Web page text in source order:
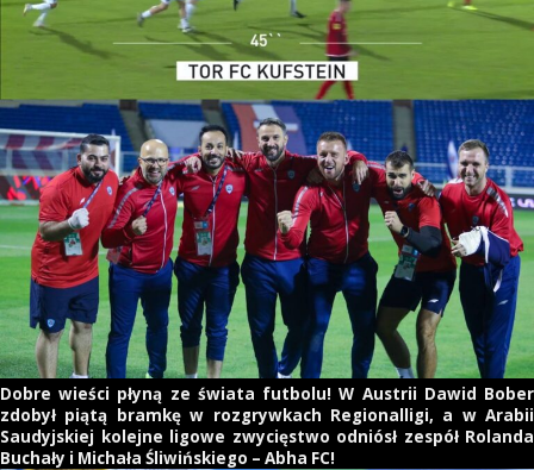
Dobre wieści płyną ze świata futbolu! W Austrii Dawid Bober
zdobył piątą bramkę w rozgrywkach Regionalligi, a w Arabii
Saudyjskiej kolejne ligowe zwycięstwo odniósł zespół Rolanda
Buchały i Michała Śliwińskiego – Abha FC!